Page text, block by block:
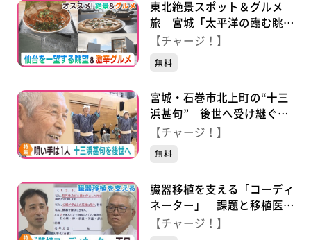
東北絶景スポット＆グルメ
旅 宮城「太平洋の臨む眺望
＆激辛チャレンジメニュー」
【チャージ！】
無料
宮城・石巻市北上町の“十三
浜甚句” 後世へ受け継ぐ思
い
【チャージ！】
無料
臓器移植を支える「コーディ
ネーター」 課題と移植医療
の未来は
【チャージ！】